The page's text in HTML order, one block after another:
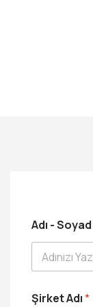
e
l
f
n
Adı - Soyad
Şirket Adı*